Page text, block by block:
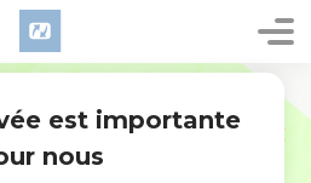
est importante
nous